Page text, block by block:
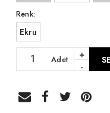
Renk:
Ekru
Adet
+
-